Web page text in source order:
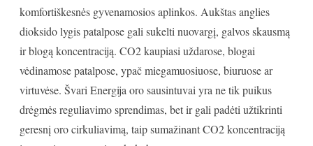
komfortiškesnės gyvenamosios aplinkos. Aukštas anglies
dioksido lygis patalpose gali sukelti nuovargį, galvos skausmą
ir blogą koncentraciją. CO2 kaupiasi uždarose, blogai
vėdinamose patalpose, ypač miegamuosiuose, biuruose ar
virtuvėse. Švari Energija oro sausintuvai yra ne tik puikus
drėgmės reguliavimo sprendimas, bet ir gali padėti užtikrinti
geresnį oro cirkuliavimą, taip sumažinant CO2 koncentraciją